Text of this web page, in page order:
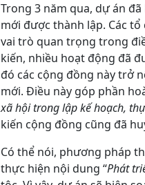
Trong 3 năm qua, dự án
mới được thành lập. Các
vai trò quan trọng trong
kiến, nhiều hoạt động đã
đó các cộng đồng này trở
mới. Điều này góp phần
xã hội trong lập kế hoạch,
kiến cộng đồng cũng đã
Có thể nói, phương pháp
thực hiện nội dung “Phát